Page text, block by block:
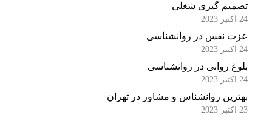
تصمیم گیری شغلی
عزت نفس در روانشناسی
بلوغ روانی در روانشناسی
بهترین روانشناس و مشاور در تهران